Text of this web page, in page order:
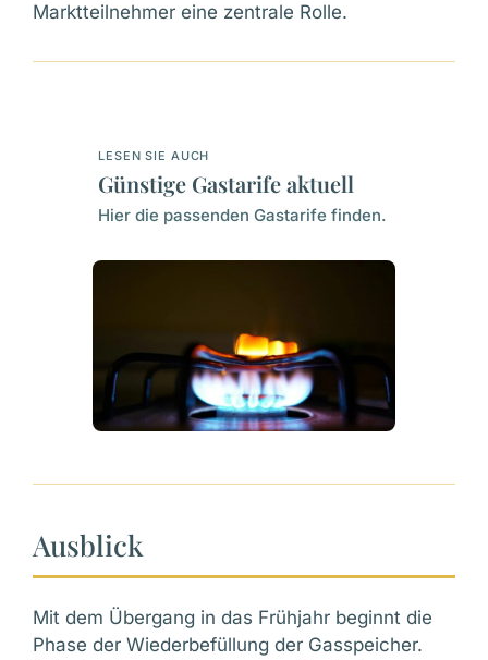
Marktteilnehmer eine zentrale Rolle.
LESEN SIE AUCH
Günstige Gastarife aktuell
Hier die passenden Gastarife finden.
Ausblick
Mit dem Übergang in das Frühjahr beginnt die
Phase der Wiederbefüllung der Gasspeicher.